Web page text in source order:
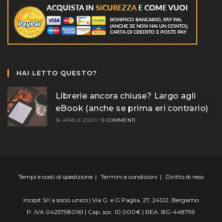
HAI LETTO QUESTO?
Librerie ancora chiuse? Largo agli
eBook (anche se prima eri contrario)
16 APRILE 2020 / 0 COMMENTI
Tempi e costi di spedizione Termini e condizioni Diritto di reso
Incipit Srl a socio unico | Via G. e G Paglia, 27, 24122, Bergamo
P. IVA 04257980161 | Cap. soc. 10.000€ | REA: BG-448799